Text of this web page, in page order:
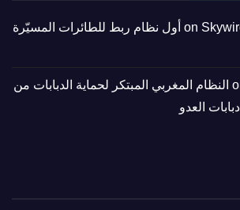
Skywire أول نظام ربط للطائرات المسيّرة
النظام المغربي المبتكر لحماية الدبابات من
العدو